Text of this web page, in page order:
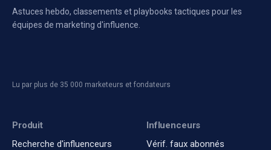
Astuces hebdo, classements et playbooks tactiques pour les
équipes de marketing d'influence.
Lu par plus de 35 000 marketeurs et fondateurs
Produit
Recherche d'influenceurs
Influenceurs
Vérif. faux abonnés